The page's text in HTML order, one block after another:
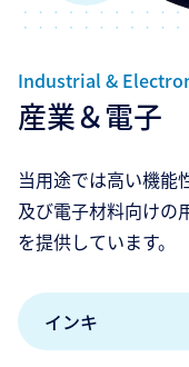
Industrial &
産業＆電子
当用途では高い機能
及び電子材料向けの
を提供しています。
インキ